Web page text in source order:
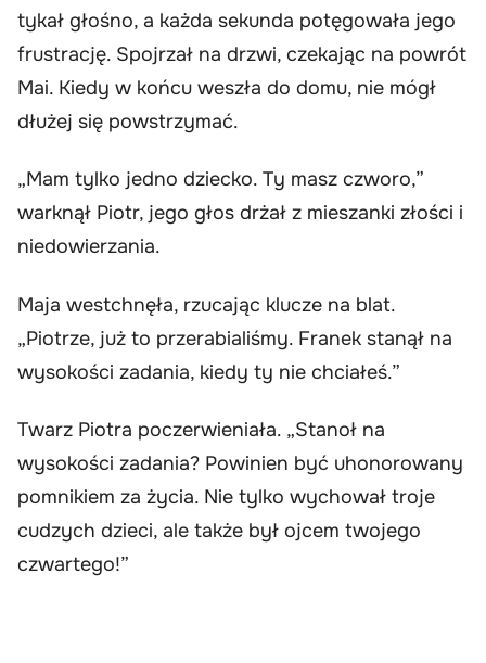
tykał głośno, a każda sekunda potęgowała jego
frustrację. Spojrzał na drzwi, czekając na powrót
Mai. Kiedy w końcu weszła do domu, nie mógł
dłużej się powstrzymać.
„Mam tylko jedno dziecko. Ty masz czworo,”
warknął Piotr, jego głos drżał z mieszanki złości i
niedowierzania.
Maja westchnęła, rzucając klucze na blat.
„Piotrze, już to przerabialiśmy. Franek stanął na
wysokości zadania, kiedy ty nie chciałeś.”
Twarz Piotra poczerwieniała. „Stanoł na
wysokości zadania? Powinien być uhonorowany
pomnikiem za życia. Nie tylko wychował troje
cudzych dzieci, ale także był ojcem twojego
czwartego!”